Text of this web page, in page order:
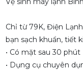
Chỉ từ 79K, Điện
bạn sạch khuẩn, tiết
• Có mặt sau 30 phút
• Dụng cụ chuyên